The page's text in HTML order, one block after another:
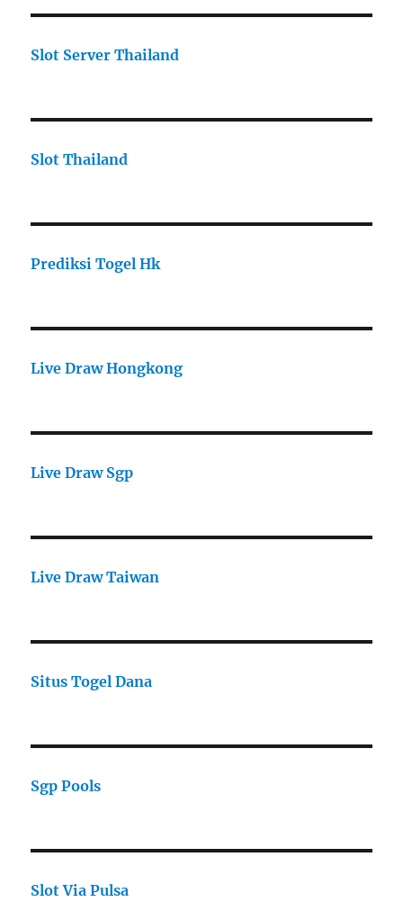
Slot Server Thailand
Slot Thailand
Prediksi Togel Hk
Live Draw Hongkong
Live Draw Sgp
Live Draw Taiwan
Situs Togel Dana
Sgp Pools
Slot Via Pulsa